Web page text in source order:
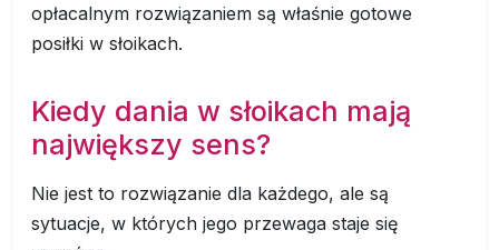
opłacalnym rozwiązaniem są właśnie gotowe
posiłki w słoikach.
Kiedy dania w słoikach mają
największy sens?
Nie jest to rozwiązanie dla każdego, ale są
sytuacje, w których jego przewaga staje się